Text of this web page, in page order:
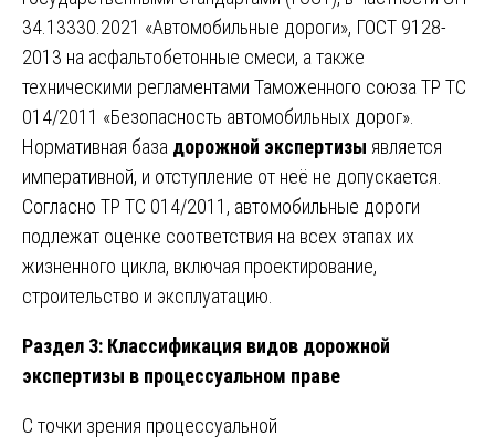
34.13330.2021 «Автомобильные дороги», ГОСТ 9128-
2013 на асфальтобетонные смеси, а также
техническими регламентами Таможенного союза ТР ТС
014/2011 «Безопасность автомобильных дорог».
Нормативная база дорожной экспертизы является
императивной, и отступление от неё не допускается.
Согласно ТР ТС 014/2011, автомобильные дороги
подлежат оценке соответствия на всех этапах их
жизненного цикла, включая проектирование,
строительство и эксплуатацию.
Раздел 3: Классификация видов дорожной
экспертизы в процессуальном праве
С точки зрения процессуальной